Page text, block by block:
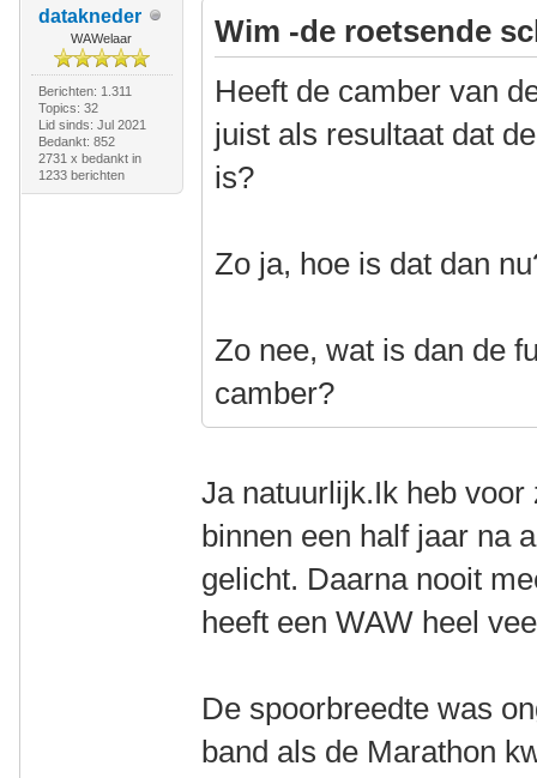
datakneder
WAWelaar
Berichten: 1.311
Topics: 32
Lid sinds: Jul 2021
Bedankt: 852
2731 x bedankt in
1233 berichten
Wim -de roetsende
Heeft de camber van
juist als resultaat dat
is?
Zo ja, hoe is dat dan
Zo nee, wat is dan de
camber?
Ja natuurlijk.Ik heb
binnen een half jaar na
gelicht. Daarna nooit
heeft een WAW heel
De spoorbreedte was
band als de Marathon